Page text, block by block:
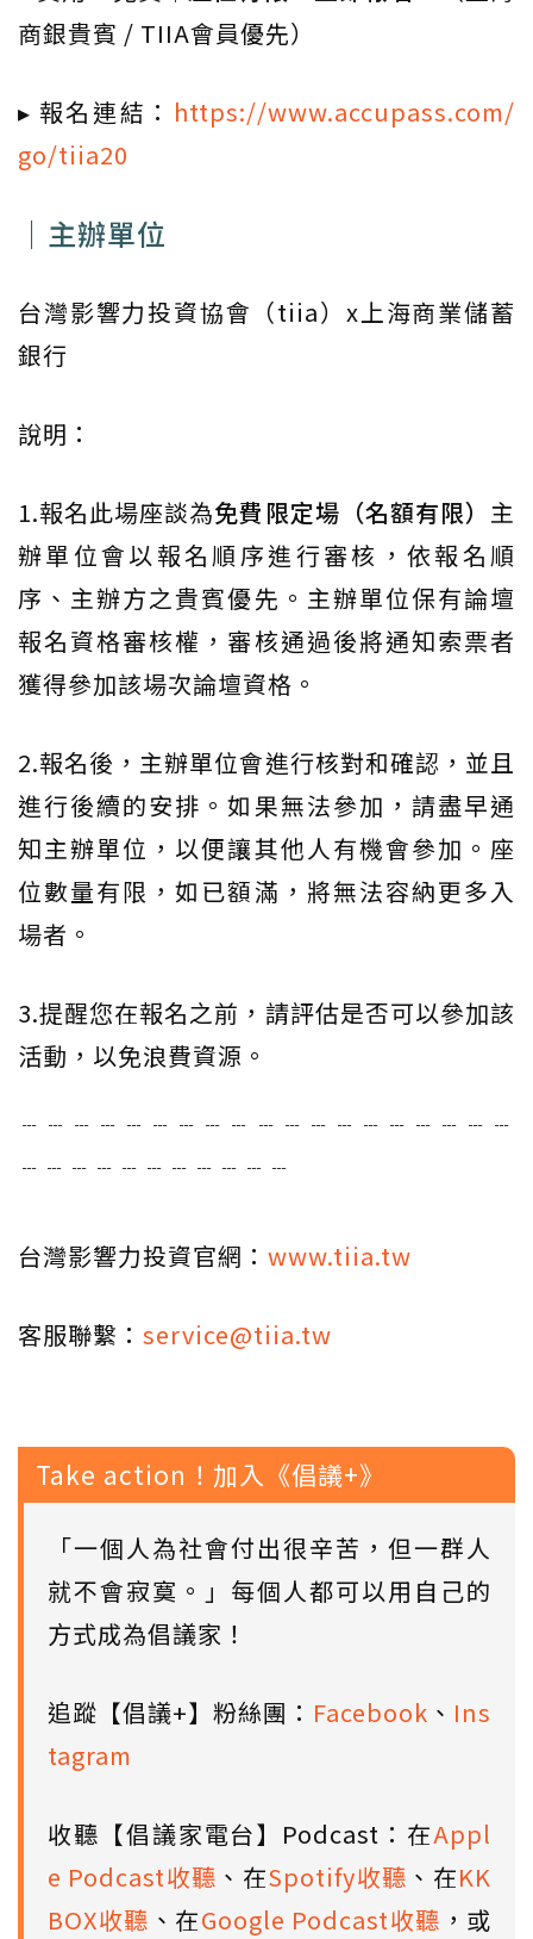
商銀貴賓 / TIIA會員優先）
▸ 報名連結： https://www.accupass.com/
go/tiia20
｜主辦單位
台灣影響力投資協會（tiia）x上海商業儲蓄
銀行
說明：
1.報名此場座談為免費限定場（名額有限） 主
辦單位會以報名順序進行審核，依報名順
序、主辦方之貴賓優先。主辦單位保有論壇
報名資格審核權，審核通過後將通知索票者
獲得參加該場次論壇資格。
2.報名後，主辦單位會進行核對和確認，並且
進行後續的安排。如果無法參加，請盡早通
知主辦單位，以便讓其他人有機會參加。座
位數量有限，如已額滿，將無法容納更多入
場者。
3.提醒您在報名之前，請評估是否可以參加該
活動，以免浪費資源。
﹉﹉﹉﹉﹉﹉﹉﹉﹉﹉﹉﹉﹉﹉﹉﹉﹉﹉﹉
﹉﹉﹉﹉﹉﹉﹉﹉﹉﹉﹉
台灣影響力投資官網： www.tiia.tw
客服聯繫： service@tiia.tw
Take action！加入《倡議+》
「一個人為社會付出很辛苦，但一群人
就不會寂寞。」每個人都可以用自己的
方式成為倡議家！
追蹤【倡議+】粉絲團： Facebook 、 Ins
tagram
收聽【倡議家電台】Podcast：在Appl
e Podcast收聽 、在Spotify收聽 、在KK
BOX收聽 、在Google Podcast收聽 ，或